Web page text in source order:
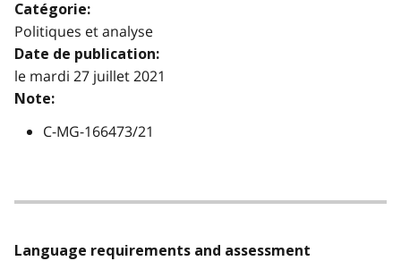
Catégorie:
Politiques et analyse
Date de publication:
le mardi 27 juillet 2021
Note:
C-MG-166473/21
Language requirements and assessment